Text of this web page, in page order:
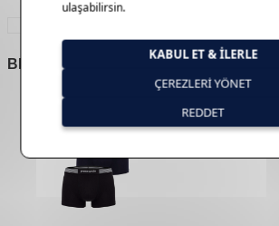
BENZER